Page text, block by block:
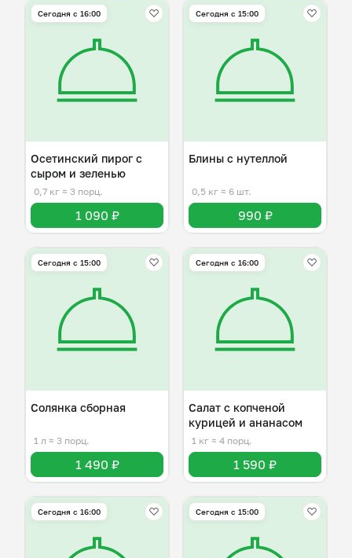
Сегодня с 16:00
Осетинский пирог с
сыром и зеленью
0,7 кг ≈ 3 порц.
1 090 ₽
Сегодня с 15:00
Блины с нутеллой
0,5 кг ≈ 6 шт.
990 ₽
Сегодня с 15:00
Солянка сборная
1 л ≈ 3 порц.
1 490 ₽
Сегодня с 16:00
Салат с копченой
курицей и ананасом
1 кг ≈ 4 порц.
1 590 ₽
Сегодня с 16:00 Сегодня с 15:00